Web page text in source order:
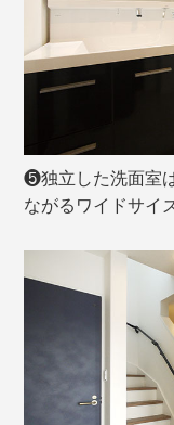
❺独立した洗面室
ながるワイドサイ